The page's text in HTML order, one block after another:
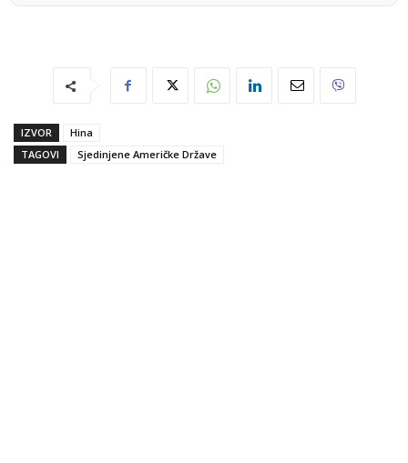
IZVOR
Hina
TAGOVI
Sjedinjene Američke Države